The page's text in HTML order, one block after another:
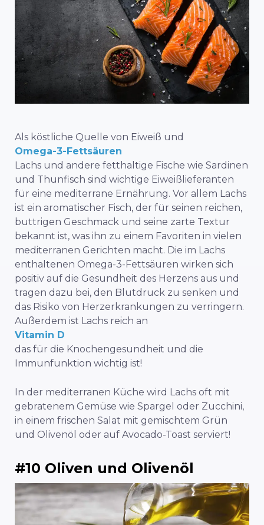
Als köstliche Quelle von Eiweiß und
Omega-3-Fettsäuren
Lachs und andere fetthaltige Fische wie Sardinen
und Thunfisch sind wichtige Eiweißlieferanten
für eine mediterrane Ernährung. Vor allem Lachs
ist ein aromatischer Fisch, der für seinen reichen,
buttrigen Geschmack und seine zarte Textur
bekannt ist, was ihn zu einem Favoriten in vielen
mediterranen Gerichten macht. Die im Lachs
enthaltenen Omega-3-Fettsäuren wirken sich
positiv auf die Gesundheit des Herzens aus und
tragen dazu bei, den Blutdruck zu senken und
das Risiko von Herzerkrankungen zu verringern.
Außerdem ist Lachs reich an
Vitamin D
das für die Knochengesundheit und die
Immunfunktion wichtig ist!
In der mediterranen Küche wird Lachs oft mit
gebratenem Gemüse wie Spargel oder Zucchini,
in einem frischen Salat mit gemischtem Grün
und Olivenöl oder auf Avocado-Toast serviert!
#10 Oliven und Olivenöl